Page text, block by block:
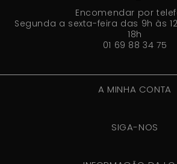
Encomendar por
Segunda a sexta-feira das 9h às
18h
01 69 88 34 75
A MINHA CONTA
SIGA-NOS